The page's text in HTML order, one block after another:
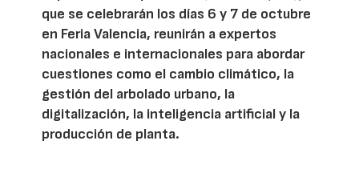
que se celebrarán los días 6 y 7 de octubre
en Feria Valencia, reunirán a expertos
nacionales e internacionales para abordar
cuestiones como el cambio climático, la
gestión del arbolado urbano, la
digitalización, la inteligencia artificial y la
producción de planta.